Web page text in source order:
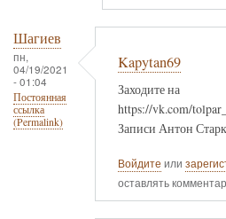
Шагиев
пн,
04/19/2021
- 01:04
Постоянная
ссылка
(Permalink)
Kapytan69
Заходите на
https://vk.com/
Записи Антон
Войдите или
оставлять